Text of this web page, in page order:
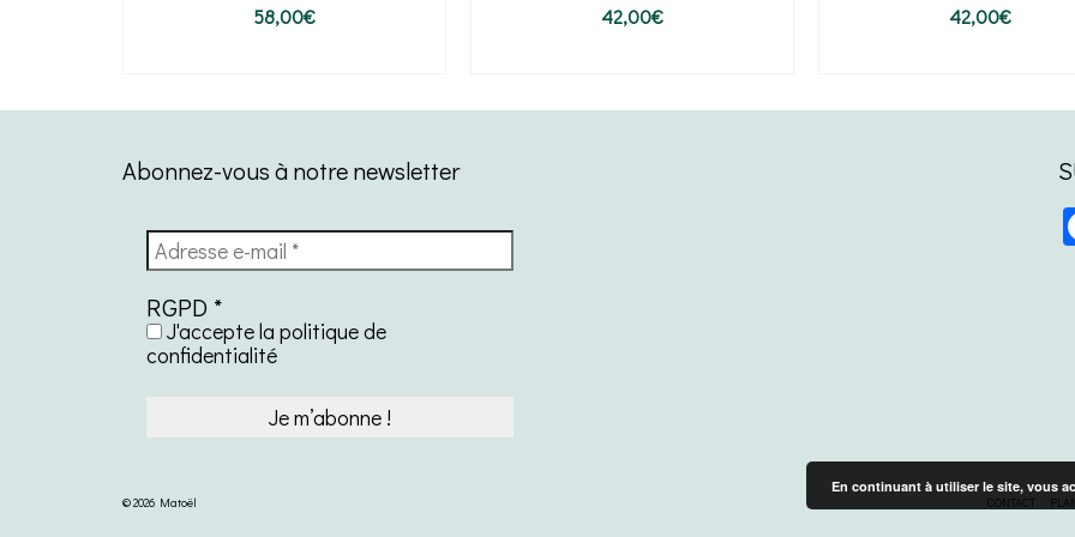
58,00€
42,00€
42,00€
Abonnez-vous à notre newsletter
RGPD *
J'accepte la politique de
confidentialité
CONTACT
© 2026 Matoël
En continuant à utiliser le site, vous